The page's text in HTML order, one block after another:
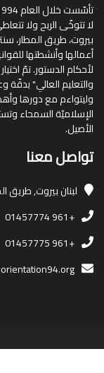
لا تتوخّى الربح ولا
بيروت، طريق المطار،
أعمالها وأنشطتها
لأحكام الدستور. تمّ
والتعليم العالي" بدقّة
وليتواءم مع دورها
الإسلاميّة السمحاء
الأصيل.
تواصل معنا
لبنانبيروت, طريق